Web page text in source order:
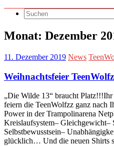
Monat: Dezember
11. Dezember 2019 News
Weihnachtsfeier
„Die Wilde 13“ braucht Platz!!!Ihr
feiern die TeenWolfzz ganz nach
Power in der Trampolinarena
Kreislaufsystem– Gleichgewicht–
Selbstbewusstsein–
glücklich… Und die neuen Shirts